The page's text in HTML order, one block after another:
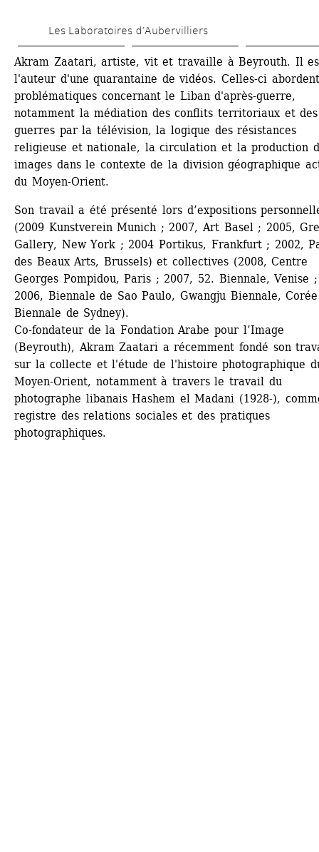
au
contenu
principal
Les Laboratoires d’Aubervilliers
Akram Zaatari, artiste, vit et travaille à Beyrouth. Il
l'auteur d'une quarantaine de vidéos. Celles-ci
problématiques concernant le Liban d'après-guerre,
notamment la médiation des conflits territoriaux et des
guerres par la télévision, la logique des résistances
religieuse et nationale, la circulation et la production
images dans le contexte de la division géographique
du Moyen-Orient.
Son travail a été présenté lors d’expositions
(2009 Kunstverein Munich ; 2007, Art Basel ; 2005,
Gallery, New York ; 2004 Portikus, Frankfurt ; 2002,
des Beaux Arts, Brussels) et collectives (2008, Centre
Georges Pompidou, Paris ; 2007, 52. Biennale, Venise ;
2006, Biennale de Sao Paulo, Gwangju Biennale,
Biennale de Sydney).
Co-fondateur de la Fondation Arabe pour l’Image
(Beyrouth), Akram Zaatari a récemment fondé son
sur la collecte et l'étude de l'histoire photographique
Moyen-Orient, notamment à travers le travail du
photographe libanais Hashem el Madani (1928-),
registre des relations sociales et des pratiques
photographiques.